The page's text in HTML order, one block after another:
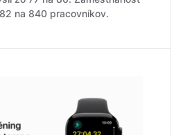
na 840 pracovníkov.